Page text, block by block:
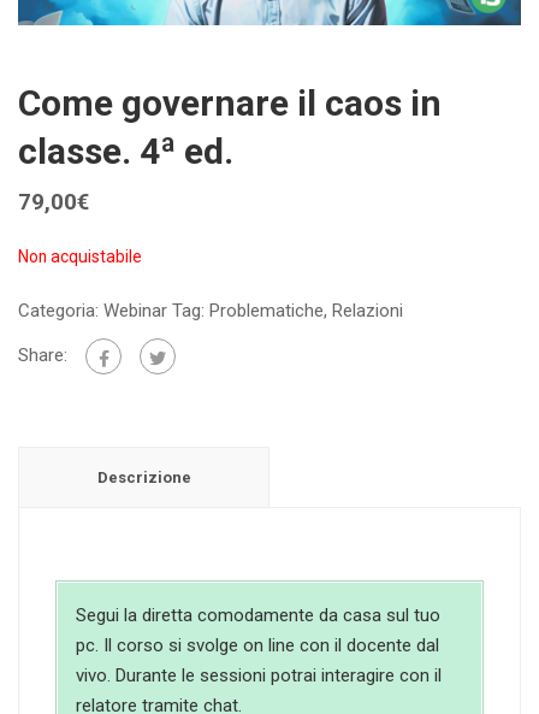
Come governare il caos in
classe. 4ª ed.
79,00€
Non acquistabile
Categoria: Webinar Tag: Problematiche, Relazioni
Share:
Descrizione
Segui la diretta comodamente da casa sul tuo
pc. Il corso si svolge on line con il docente dal
vivo. Durante le sessioni potrai interagire con il
relatore tramite chat.